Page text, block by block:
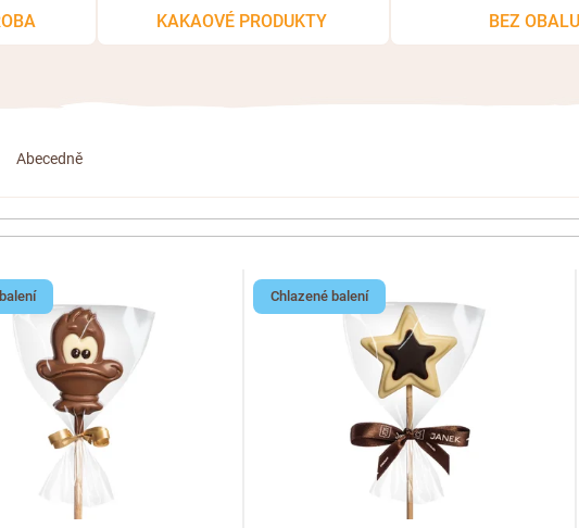
KAKAOVÉ PRODUKTY BEZ OBALU
Abecedně
Chlazené balení